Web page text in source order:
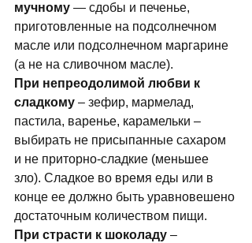
мучному — сдобы и печенье,
приготовленные на подсолнечном
масле или подсолнечном маргарине
(а не на сливочном масле).
Пpи непреодолимой любви к
сладкому – зефир, мармелад,
пастила, варенье, карамельки –
выбирать не присыпанные сахаром
и не приторно-сладкие (меньшее
зло). Сладкое во время еды или в
конце ее должно быть уравновешено
достаточным количеством пищи.
При страсти к шоколаду –